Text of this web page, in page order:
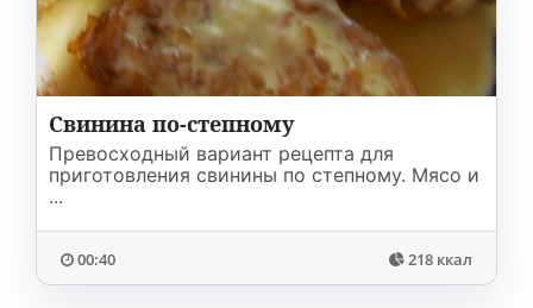
Свинина по-степному
Превосходный вариант рецепта для
приготовления свинины по степному. Мясо и
...
00:40 218 ккал